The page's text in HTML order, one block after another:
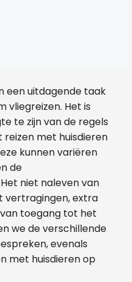
een uitdagende taak
vliegreizen. Het is
te zijn van de regels
met huisdieren
kunnen variëren
de
niet naleven van
vertragingen, extra
toegang tot het
we de verschillende
evenals
met huisdieren op